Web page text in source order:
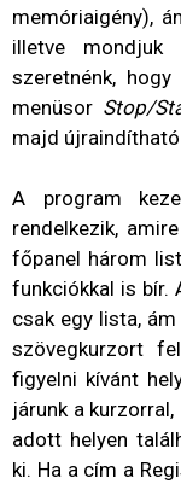
memóriaigény),
illetve mondjuk
szeretnénk,
menüsor Stop/
majd
A program
rendelkezik,
főpanel három
funkciókkal is bír.
csak egy lista,
szövegkurzort
figyelni kívánt
járunk a
adott helyen
ki. Ha a cím a